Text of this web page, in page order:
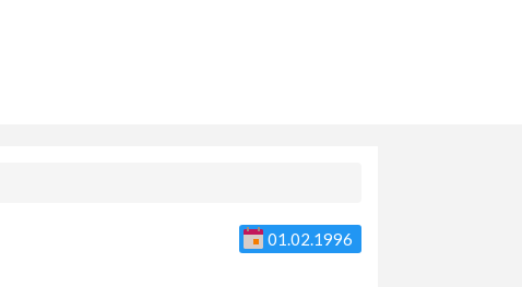
01.02.1996